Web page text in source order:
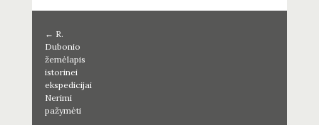
← R.
Dubonio
žemėlapis
istorinei
ekspedicijai
Nerimi
pažymėti